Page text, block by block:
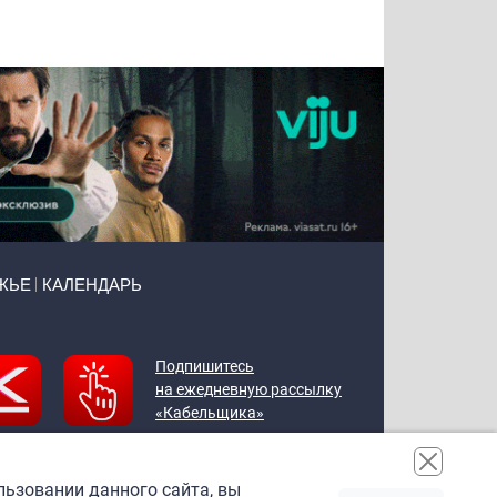
КАЛЕНДАРЬ
Подпишитесь
на ежедневную рассылку
«Кабельщика»
данного сайта, вы